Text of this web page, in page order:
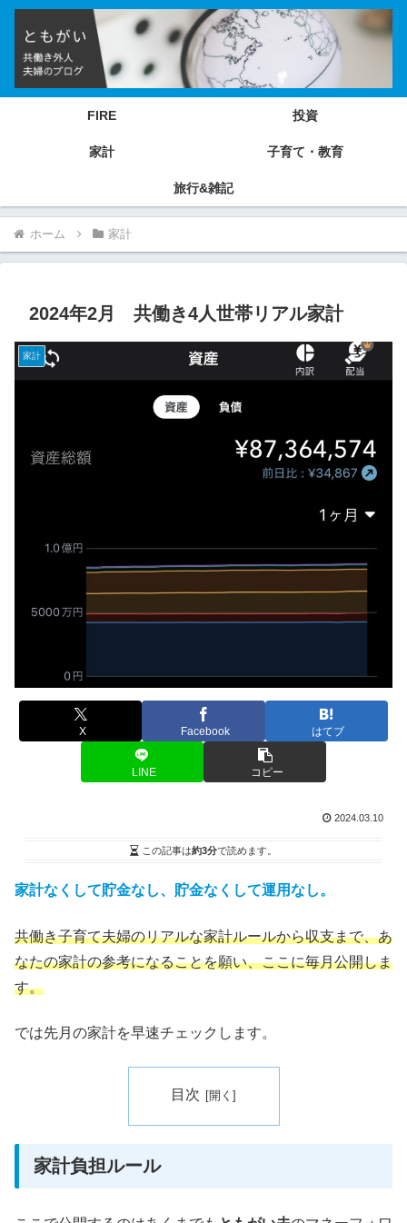
FIRE 投資
家計 子育て・教育
旅行&雑記
ホーム 家計
2024年2月 共働き4人世帯リアル家計
家計
X Facebook はてブ
LINE コピー
2024.03.10
この記事は約3分で読めます。
家計なくして貯金なし、貯金なくして運用なし。
共働き子育て夫婦のリアルな家計ルールから収支まで、あ
なたの家計の参考になることを願い、ここに毎月公開しま
す。
では先月の家計を早速チェックします。
目次
家計負担ルール